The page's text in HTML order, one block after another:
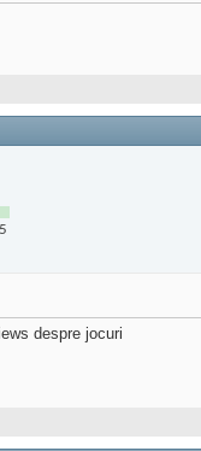
despre jocuri